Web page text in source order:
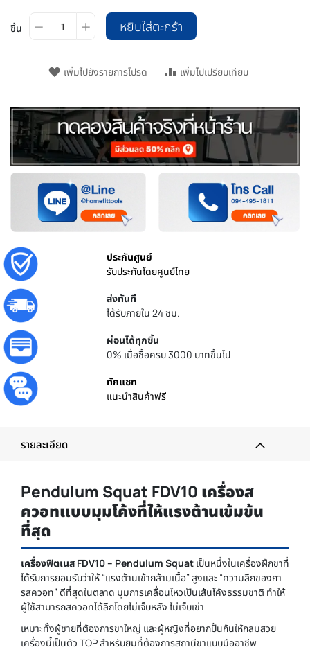
ชิ้น หยิบใส่ตะกร้า
เพิ่มไปยังรายการโปรด เพิ่มไปเปรียบเทียบ
ประกันศูนย์
รับประกันโดยศูนย์ไทย
ส่งทันที
ได้รับภายใน 24 ชม.
ผ่อนได้ทุกชิ้น
0% เมื่อซื้อครบ 3000 บาทขึ้นไป
ทักแชท
แนะนำสินค้าฟรี
รายละเอียด
Pendulum Squat FDV10 เครื่องส
ควอทแบบมุมโค้งที่ให้แรงต้านเข้มข้น
ที่สุด
เครื่องฟิตเนส FDV10 – Pendulum Squat เป็นหนึ่งในเครื่องฝึกขาที่
ได้รับการยอมรับว่าให้ “แรงต้านเข้ากล้ามเนื้อ” สูงและ “ความลึกของกา
รสควอท” ดีที่สุดในตลาด มุมการเคลื่อนไหวเป็นเส้นโค้งธรรมชาติ ทำให้
ผู้ใช้สามารถสควอทได้ลึกโดยไม่เจ็บหลัง ไม่เจ็บเข่า
เหมาะทั้งผู้ชายที่ต้องการขาใหญ่ และผู้หญิงที่อยากปั้นก้นให้กลมสวย
เครื่องนี้เป็นตัว TOP สำหรับยิมที่ต้องการสถานีขาแบบมืออาชีพ